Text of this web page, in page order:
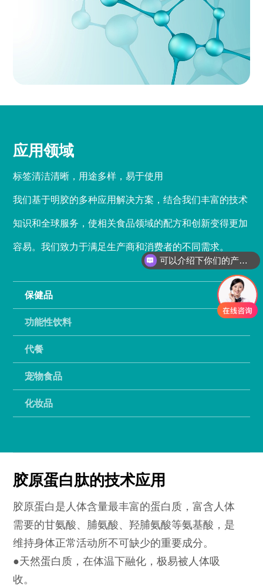
应用领域
标签清洁清晰，用途多样，易于使用
我们基于明胶的多种应用解决方案，结合我们丰富的技术
知识和全球服务，使相关食品领域的配方和创新变得更加
容易。我们致力于满足生产商和消费者的不同需求。
保健品
功能性饮料
代餐
宠物食品
化妆品
胶原蛋白肽的技术应用
胶原蛋白是人体含量最丰富的蛋白质，富含人体
需要的甘氨酸、脯氨酸、羟脯氨酸等氨基酸，是
维持身体正常活动所不可缺少的重要成分。
●天然蛋白质，在体温下融化，极易被人体吸
收。
可以介绍下你们的产品么？